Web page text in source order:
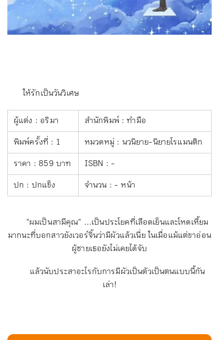
ให้รักเป็นวันวิเศษ
ผู้แต่ง : อริมา
สำนักพิมพ์ : ทำมือ
พิมพ์ครั้งที่ : 1
หมวดหมู่ : นวนิยาย-นิยายโรแมนติก
ราคา : 859 บาท
ISBN : -
ปก : ปกแข็ง
จำนวน : - หน้า
"ผมเป็นสามีคุณ" ...เป็นประโยคที่เลือดเย็นและโหดเหี้ยม
มากนะที่บอกสาวยังเวอร์จิ้นว่ามีผัวแล้วเนี่ย ในเมื่อแม้แต่ขาอ่อน
ผู้ชายเธอยังไม่เคยได้จับ
แล้วนับประสาอะไรกับการมีผัวเป็นตัวเป็นตนแบบนี้กัน
เล่า!